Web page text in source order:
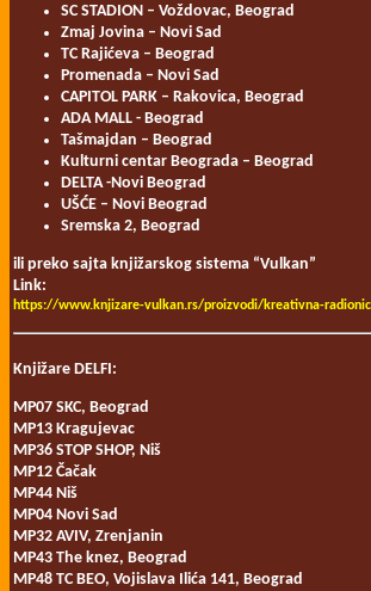
SC STADION – Voždovac, Beograd
Zmaj Jovina – Novi Sad
TC Rajićeva – Beograd
Promenada – Novi Sad
CAPITOL PARK – Rakovica, Beograd
ADA MALL - Beograd
Tašmajdan – Beograd
Kulturni centar Beograda – Beograd
DELTA -Novi Beograd
UŠĆE – Novi Beograd
Sremska 2, Beograd
ili preko sajta knjižarskog sistema “Vulkan”
Link:
https://www.knjizare-vulkan.rs/proizvodi/kreativna-
Knjižare DELFI:
MP07 SKC, Beograd
MP13 Kragujevac
MP36 STOP SHOP, Niš
MP12 Čačak
MP44 Niš
MP04 Novi Sad
MP32 AVIV, Zrenjanin
MP43 The knez, Beograd
MP48 TC BEO, Vojislava Ilića 141, Beograd